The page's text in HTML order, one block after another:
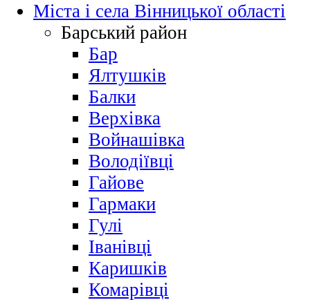
Міста і села Вінницької області
Барський район
Бар
Ялтушків
Балки
Верхівка
Войнашівка
Володіївці
Гайове
Гармаки
Гулі
Іванівці
Каришків
Комарівці